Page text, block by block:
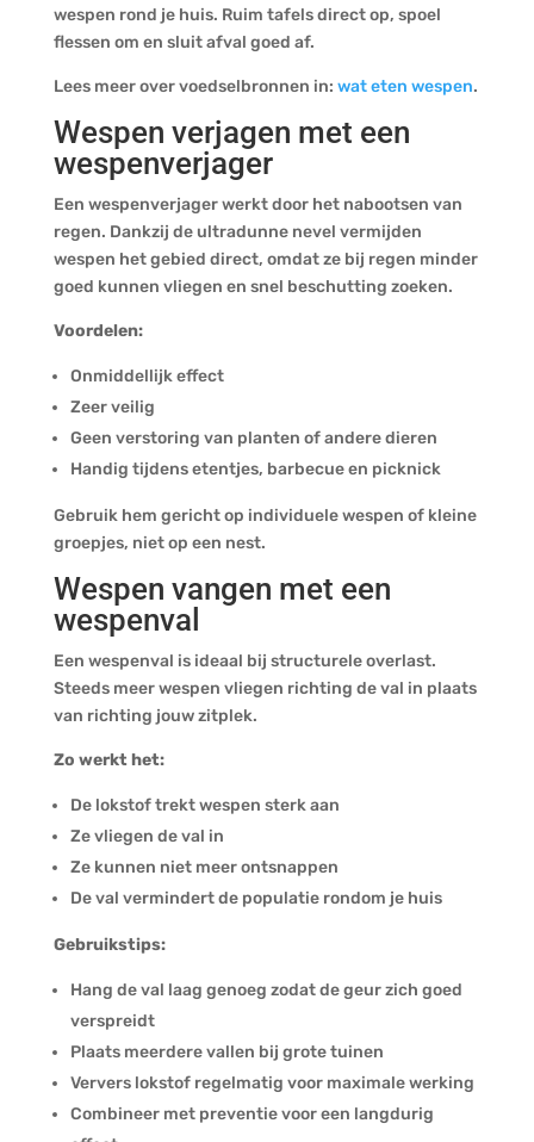
wespen rond je huis. Ruim tafels direct op, spoel
flessen om en sluit afval goed af.
Lees meer over voedselbronnen in: wat eten wespen.
Wespen verjagen met een
wespenverjager
Een wespenverjager werkt door het nabootsen van
regen. Dankzij de ultradunne nevel vermijden
wespen het gebied direct, omdat ze bij regen minder
goed kunnen vliegen en snel beschutting zoeken.
Voordelen:
Onmiddellijk effect
Zeer veilig
Geen verstoring van planten of andere dieren
Handig tijdens etentjes, barbecue en picknick
Gebruik hem gericht op individuele wespen of kleine
groepjes, niet op een nest.
Wespen vangen met een
wespenval
Een wespenval is ideaal bij structurele overlast.
Steeds meer wespen vliegen richting de val in plaats
van richting jouw zitplek.
Zo werkt het:
De lokstof trekt wespen sterk aan
Ze vliegen de val in
Ze kunnen niet meer ontsnappen
De val vermindert de populatie rondom je huis
Gebruikstips:
Hang de val laag genoeg zodat de geur zich goed
verspreidt
Plaats meerdere vallen bij grote tuinen
Ververs lokstof regelmatig voor maximale werking
Combineer met preventie voor een langdurig